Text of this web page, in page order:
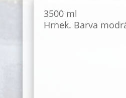
3500 ml
Hrnek. Barva